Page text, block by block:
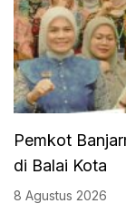
Pemkot
di Balai Kota
8 Agustus 2026